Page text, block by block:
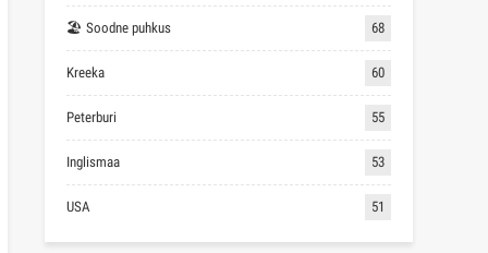
🏖 Soodne puhkus 68
Kreeka 60
Peterburi 55
Inglismaa 53
USA 51